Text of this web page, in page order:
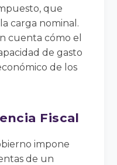
que
carga nominal.
cuenta cómo el
de gasto
de los
Fiscal
impone
de un